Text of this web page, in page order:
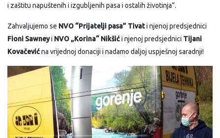
i zaštitu napuštenih i izgubljenih pasa i ostalih životinja“.
Zahvaljujemo se NVO “Prijatelji pasa” Tivati njenoj predsjednici
Fioni Sawneyi NVO „Korina“ Nikšići njenoj predsjednici Tijani
Kovačevićna vrijednoj donaciji i nadamo daljoj uspješnoj saradnji!